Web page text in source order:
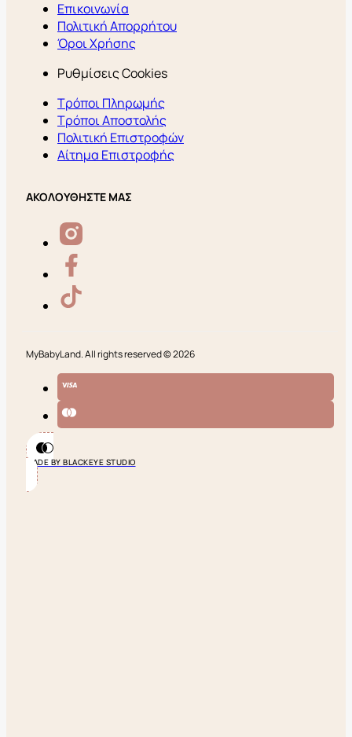
Επικοινωνία
Πολιτική Απορρήτου
Όροι Χρήσης
Ρυθμίσεις Cookies
Τρόποι Πληρωμής
Τρόποι Αποστολής
Πολιτική Επιστροφών
Αίτημα Επιστροφής
ΑΚΟΛΟΥΘΗΣΤΕ ΜΑΣ
MyBabyLand. All rights reserved © 2026
MADE BY BLACKEYE STUDIO